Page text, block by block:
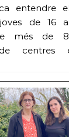
entendre
de 16
més de
de